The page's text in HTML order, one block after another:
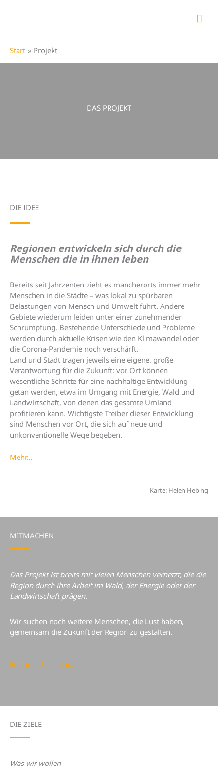
Start Projekt
DAS PROJEKT
DIE IDEE
Regionen entwickeln sich durch die
Menschen die in ihnen leben
Bereits seit Jahrzenten zieht es mancherorts immer mehr
Menschen in die Städte – was lokal zu spürbaren
Belastungen von Mensch und Umwelt führt. Andere
Gebiete wiederum leiden unter einer zunehmenden
Schrumpfung. Bestehende Unterschiede und Probleme
werden durch aktuelle Krisen wie den Klimawandel oder
die Corona-Pandemie noch verschärft.
Land und Stadt tragen jeweils eine eigene, große
Verantwortung für die Zukunft: vor Ort können
wesentliche Schritte für eine nachhaltige Entwicklung
getan werden, etwa im Umgang mit Energie, Wald und
Landwirtschaft, von denen das gesamte Umland
profitieren kann. Wichtigste Treiber dieser Entwicklung
sind Menschen vor Ort, die sich auf neue und
unkonventionelle Wege begeben.
Mehr…
Karte: Helen Hebing
MITMACHEN
Das Projekt ist breits mit vielen Menschen vernetzt, die die
Region durch ihre Arbeit im Wald, der Energie oder der
Landwirtschaft prägen.
Wir suchen noch weitere Menschen, die Lust haben,
gemeinsam die Zukunft der Region zu gestalten.
Erfahren Sie mehr…
DIE ZIELE
Was wir wollen